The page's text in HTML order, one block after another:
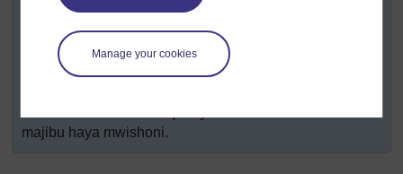
Manage your cookies
kuelezea usiku na mchana, na kunukuu mawazo yao.
Kupima uelewa wao, tumiaNyenzo Rejea 2: Dodoso
Kuhusu Mchana na Usiku . Ungeweza kusoma
maswali au kumuuliza mwanafunzi mmoja katika kila
majibu haya mwishoni.